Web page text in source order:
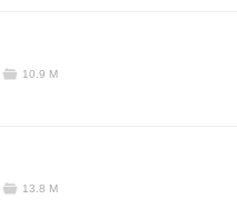
10.9 M
13.8 M